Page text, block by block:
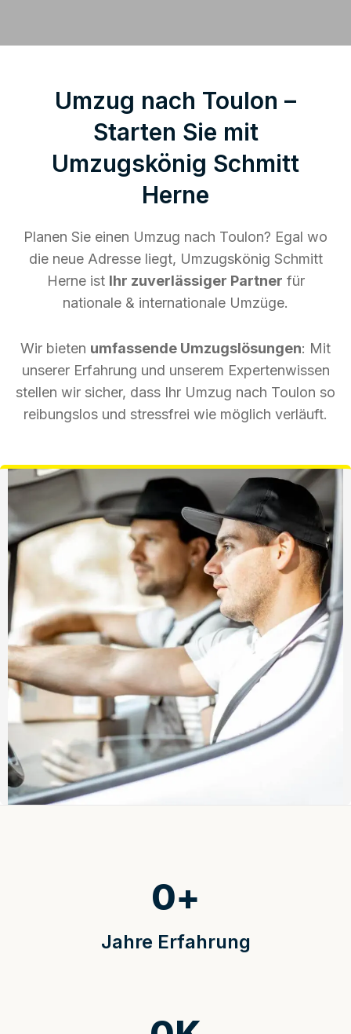
Umzug nach Toulon –
Starten Sie mit
Umzugskönig Schmitt
Herne
Planen Sie einen Umzug nach Toulon? Egal wo
die neue Adresse liegt, Umzugskönig Schmitt
Herne ist Ihr zuverlässiger Partner für
nationale & internationale Umzüge.
Wir bieten umfassende Umzugslösungen: Mit
unserer Erfahrung und unserem Expertenwissen
stellen wir sicher, dass Ihr Umzug nach Toulon so
reibungslos und stressfrei wie möglich verläuft.
Jahre Erfahrung
0+